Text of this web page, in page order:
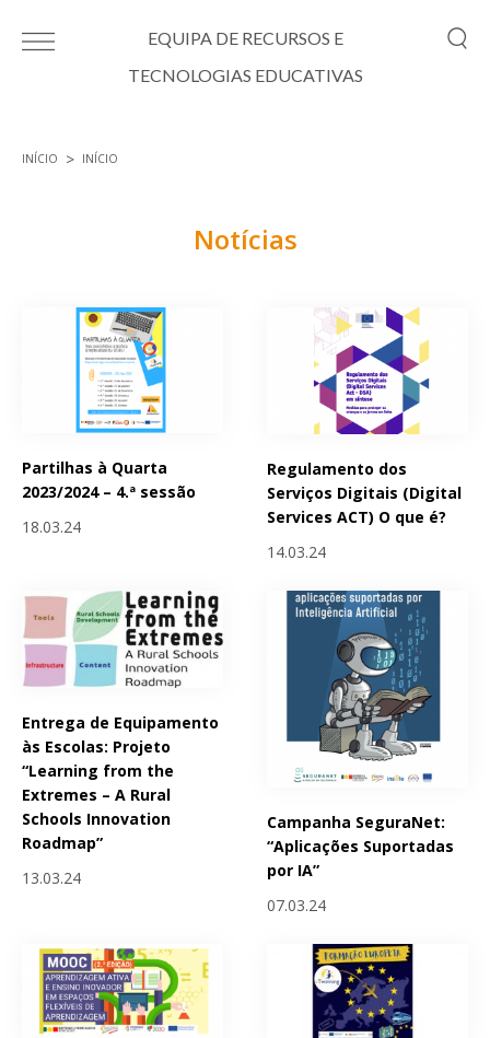
EQUIPA DE RECURSOS E
TECNOLOGIAS EDUCATIVAS
INÍCIO INÍCIO
Notícias
Partilhas à Quarta
2023/2024 – 4.ª sessão
18.03.24
Regulamento dos
Serviços Digitais (Digital
Services ACT) O que é?
14.03.24
Entrega de Equipamento
às Escolas: Projeto
“Learning from the
Extremes – A Rural
Schools Innovation
Roadmap”
13.03.24
Campanha SeguraNet:
“Aplicações Suportadas
por IA”
07.03.24
Páginas